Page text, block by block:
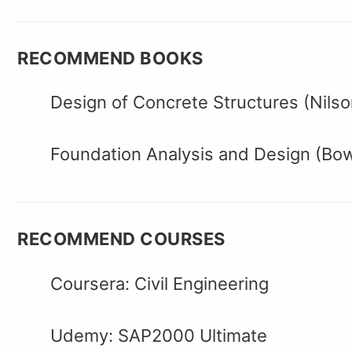
RECOMMEND BOOKS
Design of Concrete Structures
Foundation Analysis and Design
RECOMMEND COURSES
Coursera: Civil Engineering
Udemy: SAP2000 Ultimate